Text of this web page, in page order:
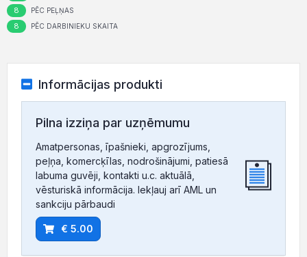
8 PĒC PEĻŅAS
8 PĒC DARBINIEKU SKAITA
Informācijas produkti
Pilna izziņa par uzņēmumu
Amatpersonas, īpašnieki, apgrozījums,
peļņa, komercķīlas, nodrošinājumi, patiesā
labuma guvēji, kontakti u.c. aktuālā,
vēsturiskā informācija. Iekļauj arī AML un
sankciju pārbaudi
€ 5.00